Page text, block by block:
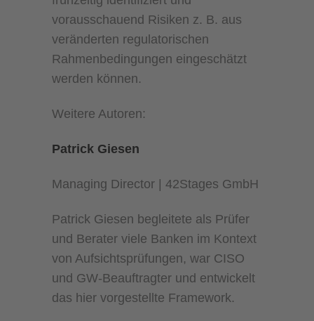
vorausschauend Risiken z. B. aus
veränderten regulatorischen
Rahmenbedingungen eingeschätzt
werden können.
Weitere Autoren:
Patrick Giesen
Managing Director | 42Stages GmbH
Patrick Giesen begleitete als Prüfer
und Berater viele Banken im Kontext
von Aufsichtsprüfungen, war CISO
und GW-Beauftragter und entwickelt
das hier vorgestellte Framework.